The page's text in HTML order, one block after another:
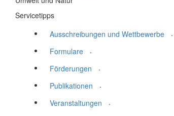
Servicetipps
Ausschreibungen und Wettbewerbe
.
Formulare
.
Förderungen
.
Publikationen
.
Veranstaltungen
.